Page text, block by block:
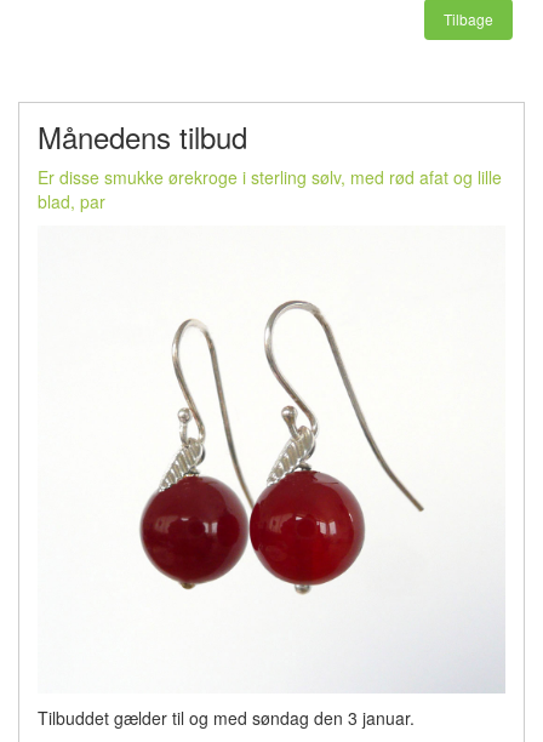
Tilbage
Månedens tilbud
Er disse smukke ørekroge i sterling sølv, med rød afat og lille
blad, par
Tilbuddet gælder til og med søndag den 3 januar.